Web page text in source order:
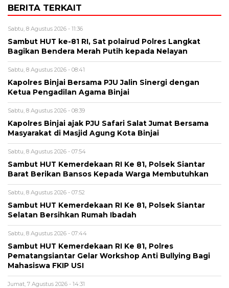
BERITA TERKAIT
Sabtu, 8 Agustus 2026 - 11:36
Sambut HUT ke-81 RI, Sat polairud Polres Langkat
Bagikan Bendera Merah Putih kepada Nelayan
Sabtu, 8 Agustus 2026 - 08:41
Kapolres Binjai Bersama PJU Jalin Sinergi dengan
Ketua Pengadilan Agama Binjai
Sabtu, 8 Agustus 2026 - 08:39
Kapolres Binjai ajak PJU Safari Salat Jumat Bersama
Masyarakat di Masjid Agung Kota Binjai
Sabtu, 8 Agustus 2026 - 07:54
Sambut HUT Kemerdekaan RI Ke 81, Polsek Siantar
Barat Berikan Bansos Kepada Warga Membutuhkan
Sabtu, 8 Agustus 2026 - 07:52
Sambut HUT Kemerdekaan RI Ke 81, Polsek Siantar
Selatan Bersihkan Rumah Ibadah
Sabtu, 8 Agustus 2026 - 07:44
Sambut HUT Kemerdekaan RI Ke 81, Polres
Pematangsiantar Gelar Workshop Anti Bullying Bagi
Mahasiswa FKIP USI
Jumat, 7 Agustus 2026 - 14:31